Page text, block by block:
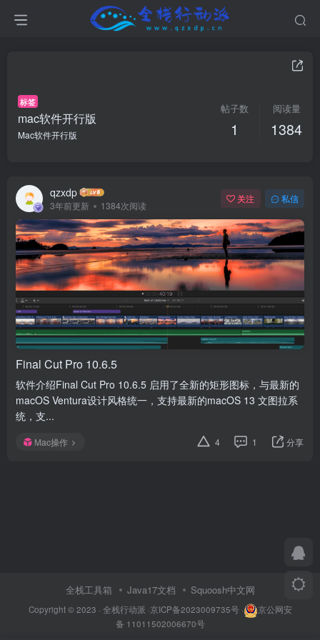
标签
mac软件开行版
Mac软件开行版
帖子数
1
阅读量
1384
qzxdp
3年前更新 1384次阅读
关注 私信
Final Cut Pro 10.6.5
软件介绍Final Cut Pro 10.6.5 启用了全新的矩形图标，与最新的
macOS Ventura设计风格统一，支持最新的macOS 13 文图拉系
统，支...
Mac操作 4 1 分享
全栈工具箱 Java17文档 Squoosh中文网
Copyright © 2023 · 全栈行动派 ·京ICP备2023009735号·
京公网安
备 11011502006670号